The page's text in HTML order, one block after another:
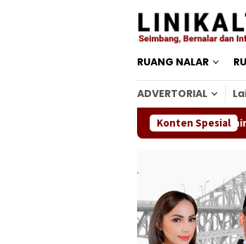
RUANG NALAR
ADVERTORIAL
Konten Spesial
Persebaya Akhiri